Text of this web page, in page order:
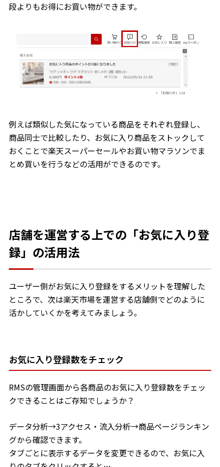
段よりもお得にお買い物ができます。
例えば類似した気になっている商品をそれぞれ登録し、
商品同士で比較したり、お気に入り商品をストックして
おくことで楽天スーパーセールやお買い物マラソンでま
とめ買いを行うなどの活用ができるのです。
店舗を運営する上での「お気に入り登
録」の活用法
ユーザー側がお気に入り登録をするメリットを理解した
ところで、次は楽天市場を運営する店舗側でどのように
活かしていくかを考えてみましょう。
お気に入り登録数をチェック
RMSの管理画面から各商品のお気に入り登録数をチェッ
クできることはご存知でしょうか？
データ分析→3アクセス・流入分析→商品ページランキン
グから確認できます。
タブごとに表示するデータを変更できるので、お気に入